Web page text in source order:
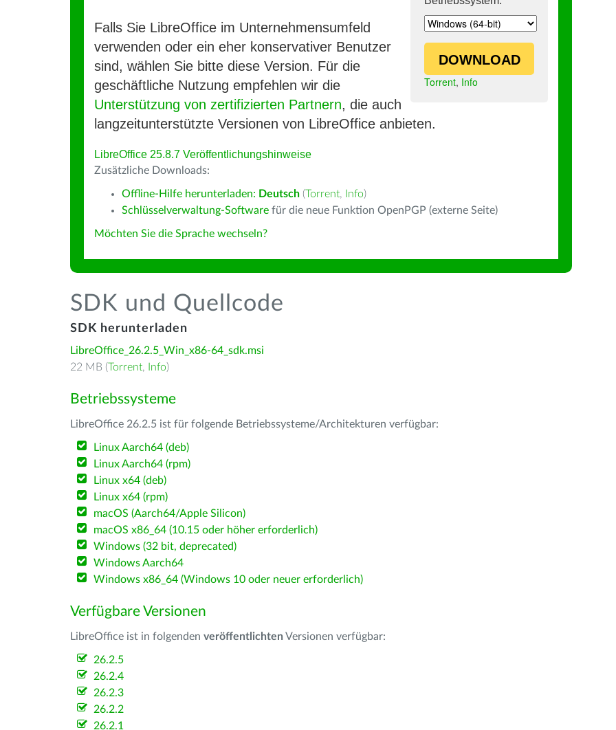
DOWNLOAD
Torrent, Info
Falls Sie LibreOffice im Unternehmensumfeld
verwenden oder ein eher konservativer Benutzer
sind, wählen Sie bitte diese Version. Für die
geschäftliche Nutzung empfehlen wir die
Unterstützung von zertifizierten Partnern, die auch
langzeitunterstützte Versionen von LibreOffice anbieten.
LibreOffice 25.8.7 Veröffentlichungshinweise
Zusätzliche Downloads:
Offline-Hilfe herunterladen: Deutsch (Torrent, Info)
Schlüsselverwaltung-Software für die neue Funktion OpenPGP (externe Seite)
Möchten Sie die Sprache wechseln?
SDK und Quellcode
SDK herunterladen
LibreOffice_26.2.5_Win_x86-64_sdk.msi
22 MB (Torrent, Info)
Betriebssysteme
LibreOffice 26.2.5 ist für folgende Betriebssysteme/Architekturen verfügbar:
Linux Aarch64 (deb)
Linux Aarch64 (rpm)
Linux x64 (deb)
Linux x64 (rpm)
macOS (Aarch64/Apple Silicon)
macOS x86_64 (10.15 oder höher erforderlich)
Windows (32 bit, deprecated)
Windows Aarch64
Windows x86_64 (Windows 10 oder neuer erforderlich)
Verfügbare Versionen
LibreOffice ist in folgenden veröffentlichten Versionen verfügbar:
26.2.5
26.2.4
26.2.3
26.2.2
26.2.1